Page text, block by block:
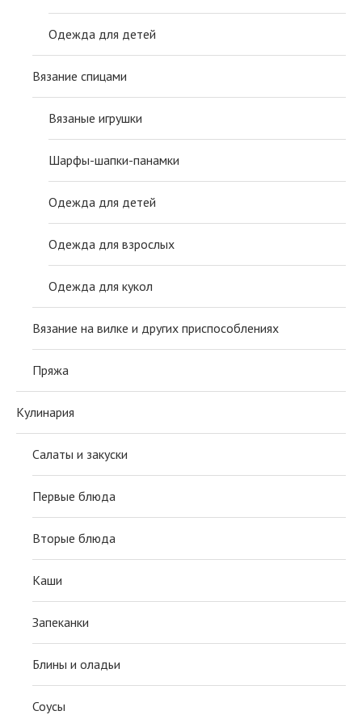
Одежда для детей
Вязание спицами
Вязаные игрушки
Шарфы-шапки-панамки
Одежда для детей
Одежда для взрослых
Одежда для кукол
Вязание на вилке и других приспособлениях
Пряжа
Кулинария
Салаты и закуски
Первые блюда
Вторые блюда
Каши
Запеканки
Блины и оладьи
Соусы